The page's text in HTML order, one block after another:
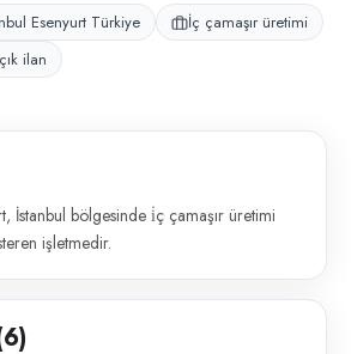
Esenyurt Türkiye
İç çamaşır üretimi
ilan
İstanbul bölgesinde i̇ç çamaşır üretimi
işletmedir.
6)